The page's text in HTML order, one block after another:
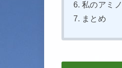
私のアミ
まとめ